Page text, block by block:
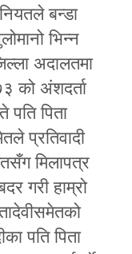
बन्डा
भिन्‍न
अदालतमा
को अंशदर्ता
पति पिता
प्रतिवादी
मिलापत्र
गरी हाम्रो
पति पिता